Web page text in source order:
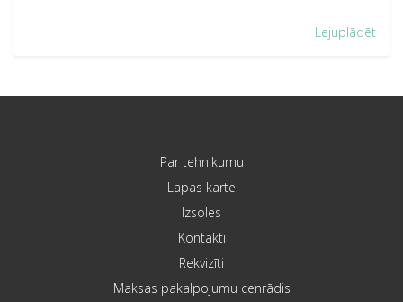
Lejuplādēt
Par tehnikumu
Lapas karte
Izsoles
Kontakti
Rekvizīti
Maksas pakalpojumu cenrādis